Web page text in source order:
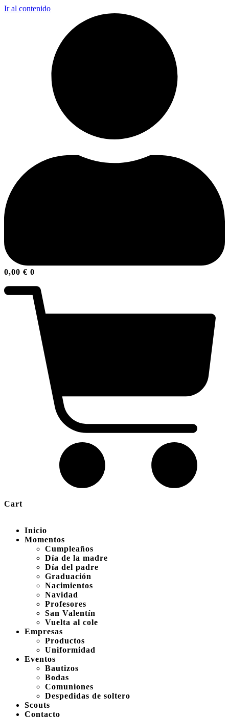
Ir al contenido
0,00 € 0
Cart
Inicio
Momentos
Cumpleaños
Día de la madre
Día del padre
Graduación
Nacimientos
Navidad
Profesores
San Valentín
Vuelta al cole
Empresas
Productos
Uniformidad
Eventos
Bautizos
Bodas
Comuniones
Despedidas de soltero
Scouts
Contacto